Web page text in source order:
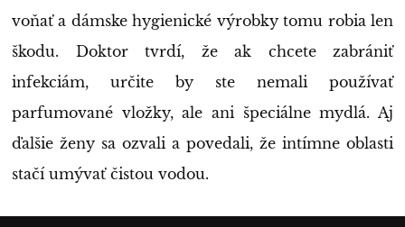
voňať a dámske hygienické výrobky tomu robia len
škodu. Doktor tvrdí, že ak chcete zabrániť
infekciám, určite by ste nemali používať
parfumované vložky, ale ani špeciálne mydlá. Aj
ďalšie ženy sa ozvali a povedali, že intímne oblasti
stačí umývať čistou vodou.